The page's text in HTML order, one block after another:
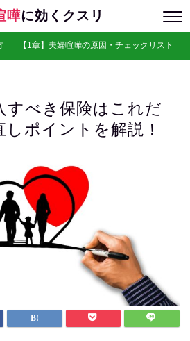
嘩に効くクスリ
【1章】夫婦喧嘩の原因・チェックリスト
すべき保険はこれだ
ポイントを解説！